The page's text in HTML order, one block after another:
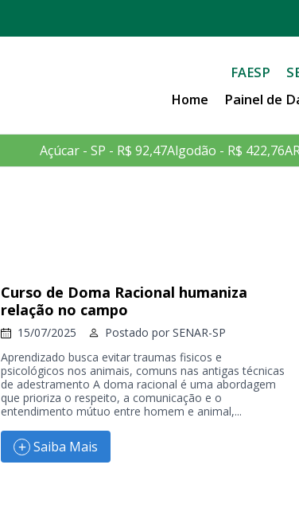
FAESP
Home
Painel de
Açúcar - SP - R$ 92,47Algodão - R$ 422,76
Curso de Doma Racional humaniza
relação no campo
15/07/2025 Postado por SENAR-SP
Aprendizado busca evitar traumas fisicos e
psicológicos nos animais, comuns nas antigas técnicas
de adestramento A doma racional é uma abordagem
que prioriza o respeito, a comunicação e o
entendimento mútuo entre homem e animal,...
Saiba Mais